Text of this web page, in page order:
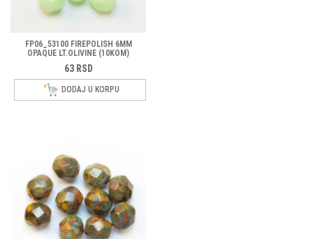
FP06_53100 FIREPOLISH 6MM
OPAQUE LT.OLIVINE (10KOM)
63 RSD
DODAJ U KORPU